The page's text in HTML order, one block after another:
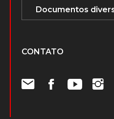
CONTATO